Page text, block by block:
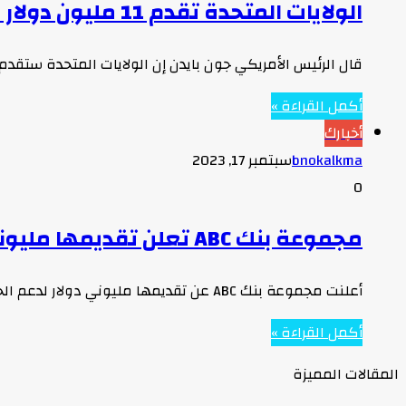
الولايات المتحدة تقدم 11 مليون دولار لتلبية الاحتياجات الإنسانية في ليبيا بعد الفيضانات المدمرة
قال الرئيس الأمريكي جون بايدن إن الولايات المتحدة ستقدم 11 مليون دولار إضافية للمنظمات المحلية والدولية التي تسعى لتلبية
أكمل القراءة »
أخبارك
bnokalkmaسبتمبر 17, 2023
0
مجموعة بنك ABC تعلن تقديمها مليوني دولار لدعم الجهود الإنسانية والإغاثية في ليبيا
أعلنت مجموعة بنك ABC عن تقديمها مليوني دولار لدعم الجهود الإنسانية والإغاثية في ليبيا إثر الفيضانات والسيول العارمة التي خلفها…
أكمل القراءة »
المقالات المميزة